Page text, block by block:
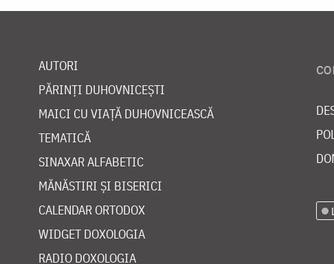
AUTORI
PĂRINȚI DUHOVNICEȘTI
MAICI CU VIAȚĂ DUHOVNICEASCĂ
TEMATICĂ
SINAXAR ALFABETIC
MĂNĂSTIRI ȘI BISERICI
CALENDAR ORTODOX
WIDGET DOXOLOGIA
RADIO DOXOLOGIA